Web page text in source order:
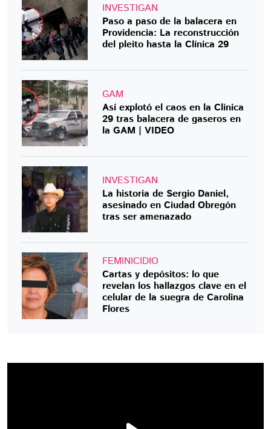
INVESTIGAN
Paso a paso de la balacera en
Providencia: La reconstrucción
del pleito hasta la Clínica 29
GAM
Así explotó el caos en la Clínica
29 tras balacera de gaseros en
la GAM | VIDEO
INVESTIGAN
La historia de Sergio Daniel,
asesinado en Ciudad Obregón
tras ser amenazado
FEMINICIDIO
Cartas y depósitos: lo que
revelan los hallazgos clave en el
celular de la suegra de Carolina
Flores